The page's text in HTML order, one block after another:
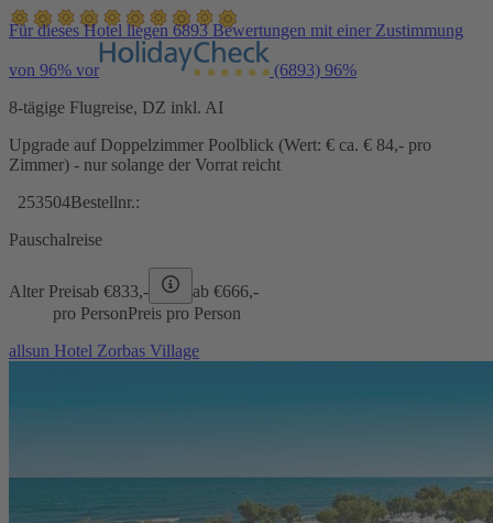
Für dieses Hotel liegen 6893 Bewertungen mit einer Zustimmung
von 96% vor (6893) 96%
8-tägige Flugreise, DZ inkl. AI
Upgrade auf Doppelzimmer Poolblick (Wert: € ca. € 84,- pro
Zimmer) - nur solange der Vorrat reicht
253504Bestellnr.:
Pauschalreise
Alter Preisab €833,- ab €666,-
pro PersonPreis pro Person
allsun Hotel Zorbas Village